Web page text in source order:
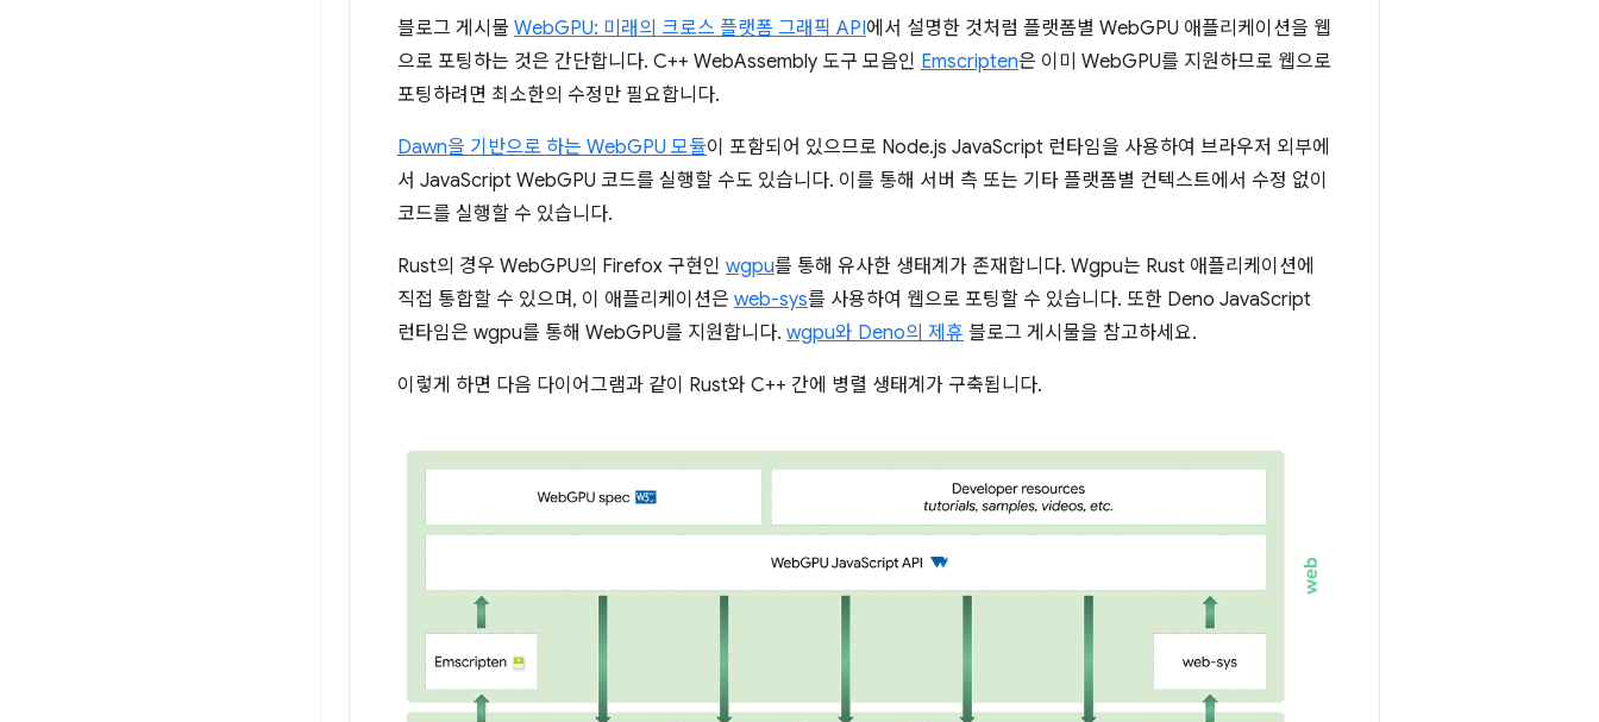
블로그 게시물 WebGPU: 미래의 크로스 플랫폼 그래픽 API에서 설명한 것처럼 플랫폼별 WebGPU 애플리케이션을 웹
으로 포팅하는 것은 간단합니다. C++ WebAssembly 도구 모음인 Emscripten은 이미 WebGPU를 지원하므로 웹으로
포팅하려면 최소한의 수정만 필요합니다.
Dawn을 기반으로 하는 WebGPU 모듈이 포함되어 있으므로 Node.js JavaScript 런타임을 사용하여 브라우저 외부에
서 JavaScript WebGPU 코드를 실행할 수도 있습니다. 이를 통해 서버 측 또는 기타 플랫폼별 컨텍스트에서 수정 없이
코드를 실행할 수 있습니다.
Rust의 경우 WebGPU의 Firefox 구현인 wgpu를 통해 유사한 생태계가 존재합니다. Wgpu는 Rust 애플리케이션에
직접 통합할 수 있으며, 이 애플리케이션은 web-sys를 사용하여 웹으로 포팅할 수 있습니다. 또한 Deno JavaScript
런타임은 wgpu를 통해 WebGPU를 지원합니다. wgpu와 Deno의 제휴 블로그 게시물을 참고하세요.
이렇게 하면 다음 다이어그램과 같이 Rust와 C++ 간에 병렬 생태계가 구축됩니다.